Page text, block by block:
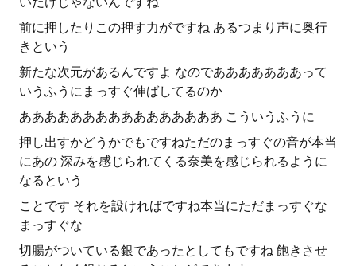
前に押したりこの押す力がですね あるつまり声に奥行
きという
新たな次元があるんですよ なのであああああああって
いうふうにまっすぐ伸ばしてるのか
ああああああああああああああああ こういうふうに
押し出すかどうかでもですねただのまっすぐの音が本当
にあの 深みを感じられてくる奈美を感じられるように
なるという
ことです それを設ければですね本当にただまっすぐな
まっすぐな
切腸がついている銀であったとしてもですね 飽きさせ